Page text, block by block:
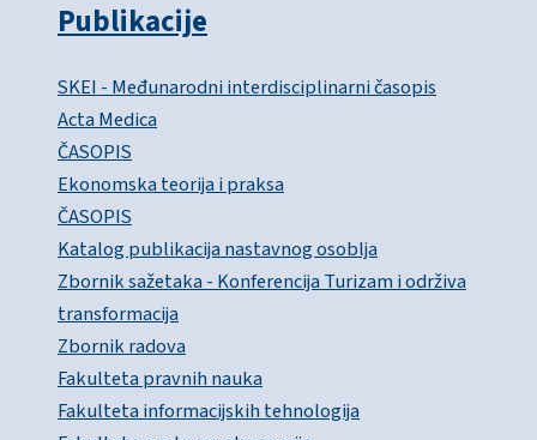
Publikacije
SKEI - Međunarodni interdisciplinarni časopis
Acta Medica
ČASOPIS
Ekonomska teorija i praksa
ČASOPIS
Katalog publikacija nastavnog osoblja
Zbornik sažetaka - Konferencija Turizam i održiva
transformacija
Zbornik radova
Fakulteta pravnih nauka
Fakulteta informacijskih tehnologija